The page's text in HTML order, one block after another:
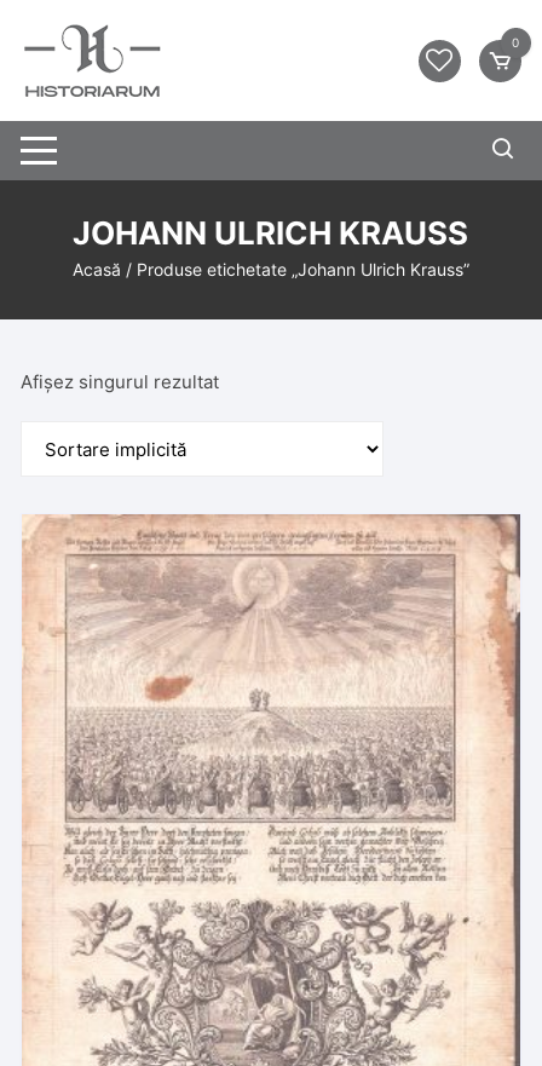
0
JOHANN ULRICH KRAUSS
Acasă / Produse etichetate „Johann Ulrich Krauss”
Afișez singurul rezultat